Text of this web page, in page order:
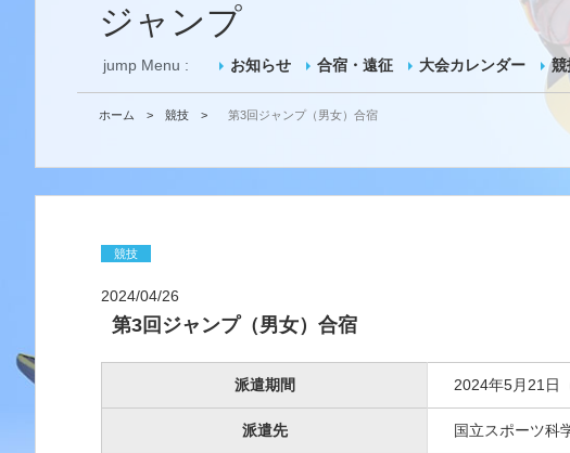
ジャンプ
jump Menu : お知らせ 合宿・遠征 大会カレンダー 競
ホーム > 競技 > 第3回ジャンプ（男女）合宿
競技
2024/04/26
第3回ジャンプ（男女）合宿
派遣期間 2024年5月21日
派遣先 国立スポーツ科